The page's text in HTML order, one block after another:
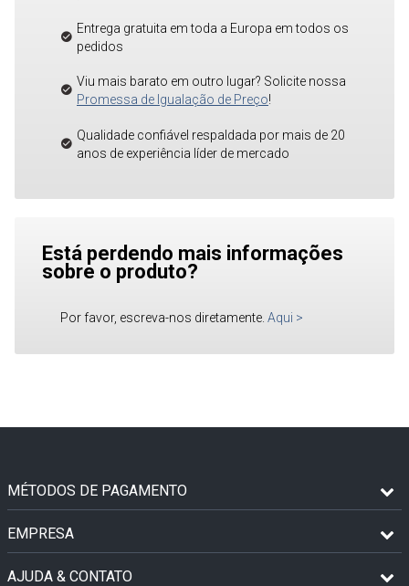
Entrega gratuita em toda a Europa em todos os
pedidos
Viu mais barato em outro lugar? Solicite nossa
Promessa de Igualação de Preço!
Qualidade confiável respaldada por mais de 20
anos de experiência líder de mercado
Está perdendo mais informações
sobre o produto?
Por favor, escreva-nos diretamente. Aqui >
MÉTODOS DE PAGAMENTO
EMPRESA
AJUDA & CONTATO